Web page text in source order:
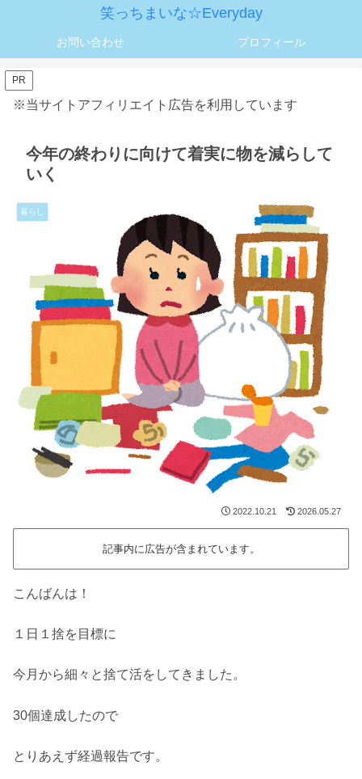
笑っちまいな☆Everyday
お問い合わせ プロフィール
PR
※当サイトアフィリエイト広告を利用しています
今年の終わりに向けて着実に物を減らして
いく
暮らし
2022.10.21 2026.05.27
記事内に広告が含まれています。
こんばんは！
１日１捨を目標に
今月から細々と捨て活をしてきました。
30個達成したので
とりあえず経過報告です。